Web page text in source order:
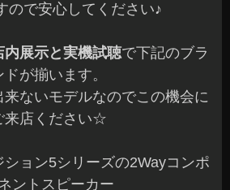
ので安心してください♪
内展示と実機試聴で下記のブラ
ドが揃います。
ないモデルなのでこの機会に
来店ください☆
ョン5シリーズの2Wayコンポ
ントスピーカー